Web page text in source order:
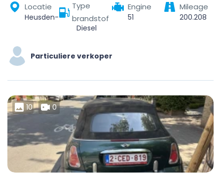
Locatie
Heusden-Zolder, Hasselt, Limburg, Vlaanderen, 3550, België
Type
brandstof
Diesel
Engine
51
Mileage
200.208
Particuliere verkoper
10 0